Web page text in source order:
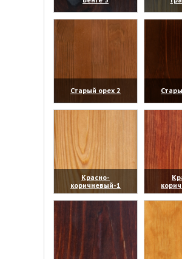
(увеличить)
Старый орех 2
(увеличить)
Красно-
коричневый-1
(увеличить)